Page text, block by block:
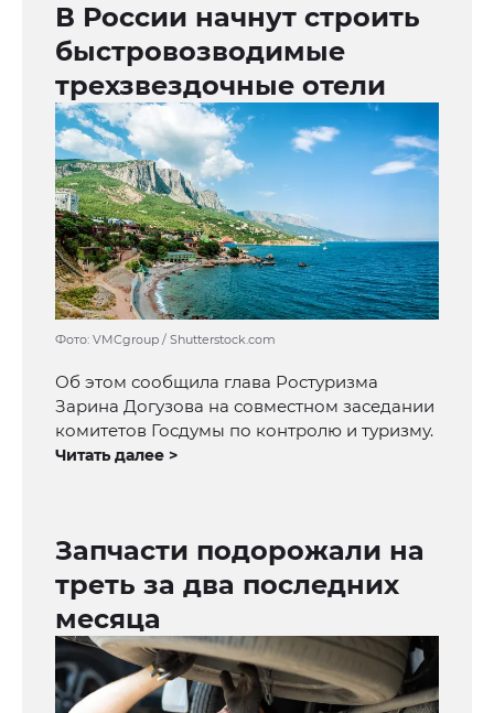
В России начнут строить
быстровозводимые
трехзвездочные отели
Фото: VMCgroup / Shutterstock.com
Об этом сообщила глава Ростуризма
Зарина Догузова на совместном заседании
комитетов Госдумы по контролю и туризму.
Читать далее >
Запчасти подорожали на
треть за два последних
месяца